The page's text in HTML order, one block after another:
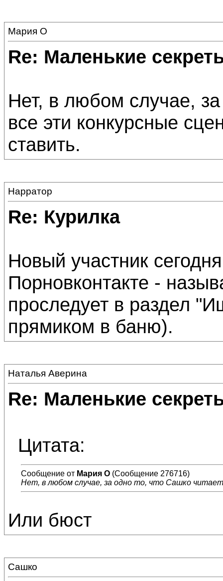
Мария О
Re: Маленькие
Нет, в любом случае,
все эти конкурсные
ставить.
Нарратор
Re: Курилка
Новый участник
Порновконтакте -
проследует в раздел
прямиком в баню).
Наталья Аверина
Re: Маленькие
Цитата:
Сообщение от Мария О (Сообщение 276716)
Нет, в любом случае, за одно то, что Сашко
Или бюст
Сашко